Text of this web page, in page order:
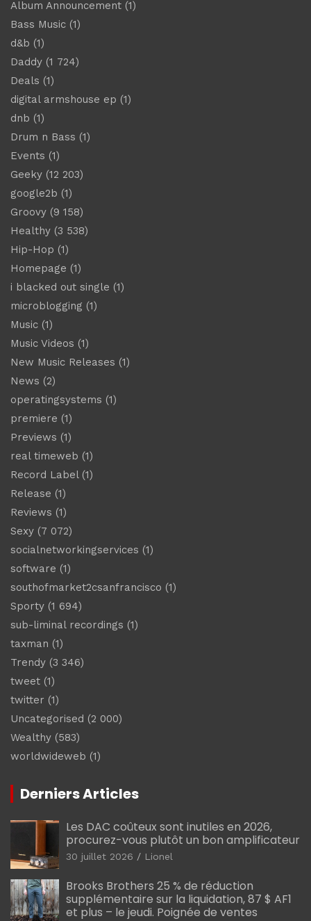
Album Announcement (1)
Bass Music (1)
d&b (1)
Daddy (1 724)
Deals (1)
digital armshouse ep (1)
dnb (1)
Drum n Bass (1)
Events (1)
Geeky (12 203)
google2b (1)
Groovy (9 158)
Healthy (3 538)
Hip-Hop (1)
Homepage (1)
i blacked out single (1)
microblogging (1)
Music (1)
Music Videos (1)
New Music Releases (1)
News (2)
operatingsystems (1)
premiere (1)
Previews (1)
real timeweb (1)
Record Label(1)
Release (1)
Reviews (1)
Sexy (7 072)
socialnetworkingservices (1)
software (1)
southofmarket2csanfrancisco (1)
Sporty (1 694)
sub-liminal recordings (1)
taxman (1)
Trendy (3 346)
tweet (1)
twitter (1)
Uncategorised (2 000)
Wealthy (583)
worldwideweb (1)
Derniers Articles
Les DAC coûteux sont inutiles en 2026,
procurez-vous plutôt un bon amplificateur
30 juillet 2026 Lionel
Brooks Brothers 25 % de réduction
supplémentaire sur la liquidation, 87 $ AF1
et plus – le jeudi. Poignée de ventes